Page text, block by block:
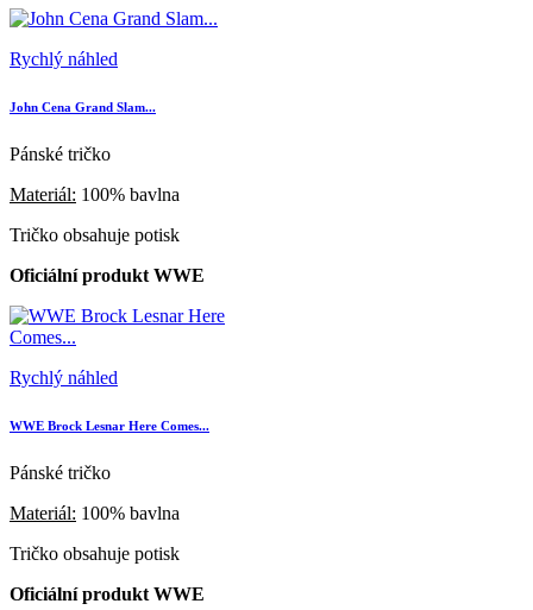
Rychlý náhled
John Cena Grand Slam...
Pánské tričko
Materiál: 100% bavlna
Tričko obsahuje potisk
Oficiální produkt WWE
Rychlý náhled
WWE Brock Lesnar Here Comes...
Pánské tričko
Materiál: 100% bavlna
Tričko obsahuje potisk
Oficiální produkt WWE